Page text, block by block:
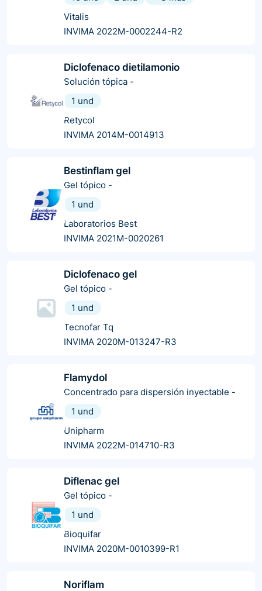
Vitalis
INVIMA 2022M-0002244-R2
Diclofenaco dietilamonio
Solución tópica -
1 und
Retycol
INVIMA 2014M-0014913
Bestinflam gel
Gel tópico -
1 und
Laboratorios Best
INVIMA 2021M-0020261
Diclofenaco gel
Gel tópico -
1 und
Tecnofar Tq
INVIMA 2020M-013247-R3
Flamydol
Concentrado para dispersión inyectable -
1 und
Unipharm
INVIMA 2022M-014710-R3
Diflenac gel
Gel tópico -
1 und
Bioquifar
INVIMA 2020M-0010399-R1
Noriflam